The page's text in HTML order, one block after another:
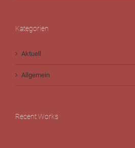
Kategorien
Aktuell
Allgemein
Recent Works